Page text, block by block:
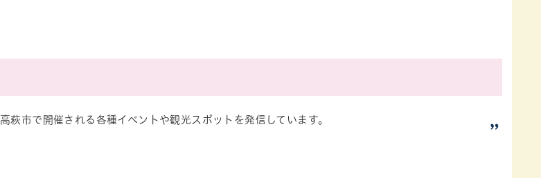
高萩市で開催される各種イベントや観光スポットを発信しています。